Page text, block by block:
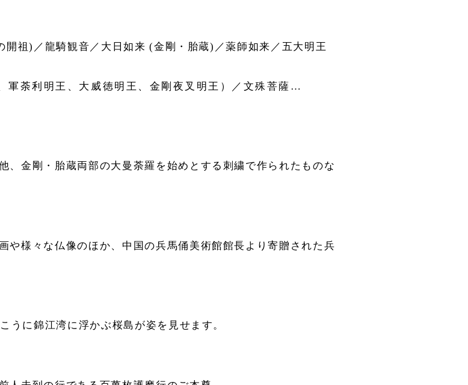
祖)／龍騎観音／大日如来 (金剛・胎蔵)／薬師如来／五大明王
軍荼利明王、大威徳明王、金剛夜叉明王）／文殊菩薩…
、金剛・胎蔵両部の大曼荼羅を始めとする刺繍で作られたものな
や様々な仏像のほか、中国の兵馬俑美術館館長より寄贈された兵
うに錦江湾に浮かぶ桜島が姿を見せます。